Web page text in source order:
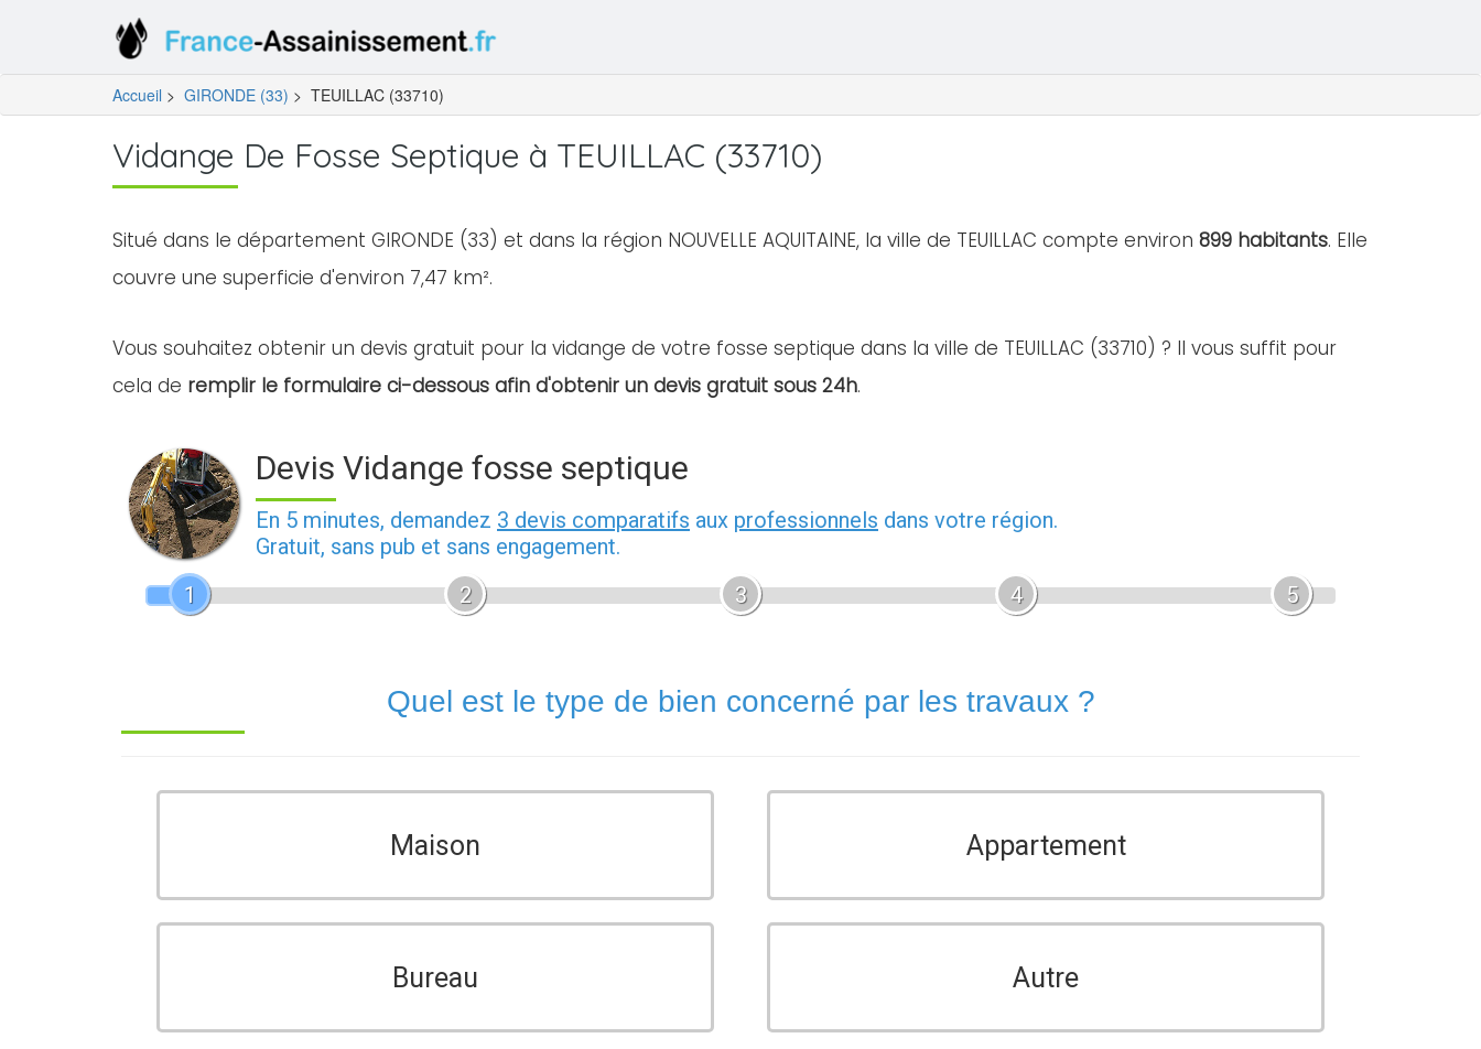
Accueil > GIRONDE (33) > TEUILLAC (33710)
Vidange De Fosse Septique à TEUILLAC (33710)
Situé dans le département GIRONDE (33) et dans la région NOUVELLE AQUITAINE, la ville de TEUILLAC compte environ 899 habitants. Elle
couvre une superficie d'environ 7,47 km².
Vous souhaitez obtenir un devis gratuit pour la vidange de votre fosse septique dans la ville de TEUILLAC (33710) ? Il vous suffit pour
cela de remplir le formulaire ci-dessous afin d'obtenir un devis gratuit sous 24h.
Devis Vidange fosse septique
En 5 minutes, demandez 3 devis comparatifs aux professionnels dans votre région.
Gratuit, sans pub et sans engagement.
1
2 3 4 5
Quel est le type de bien concerné par les travaux ?
Maison Appartement
Bureau Autre